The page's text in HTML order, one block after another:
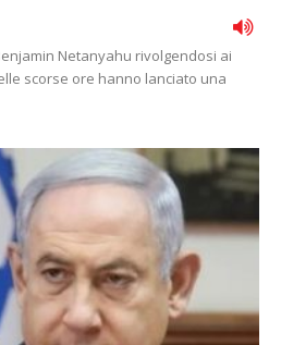
Netanyahu rivolgendosi ai
scorse ore hanno lanciato una